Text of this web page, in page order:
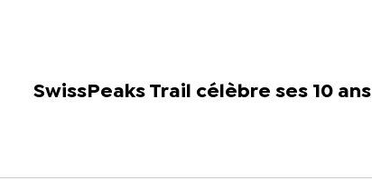
SwissPeaks Trail célèbre ses 10 ans